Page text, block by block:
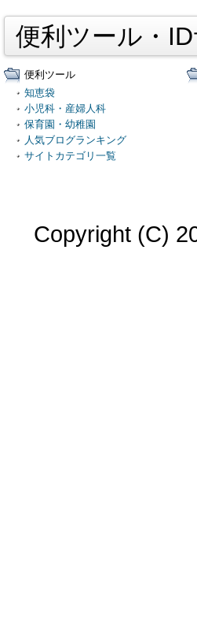
便利ツール・
便利ツール
知恵袋
小児科・産婦人科
保育園・幼稚園
人気ブログランキング
サイトカテゴリ一覧
Copyright (C)